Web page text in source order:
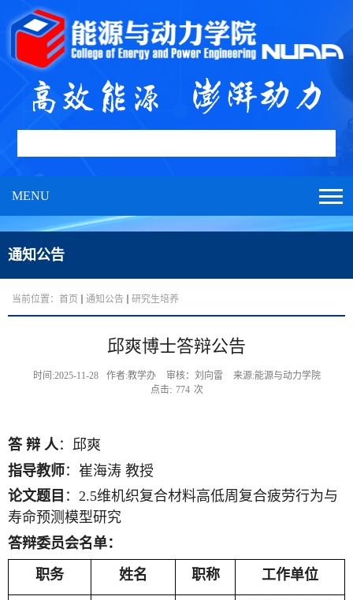
MENU
通知公告
当前位置： 首页 通知公告 研究生培养
邱爽博士答辩公告
时间:2025-11-28 作者:教学办 审核：刘向雷
来源:能源与动力学院
点击: 774 次
答 辩 人：邱爽
指导教师：崔海涛 教授
论文题目 ： 2.5维机织复合材料高低周复合疲劳行为与
寿命预测模型研究
答辩委员会名单：
职务
姓名 职称 工作单位